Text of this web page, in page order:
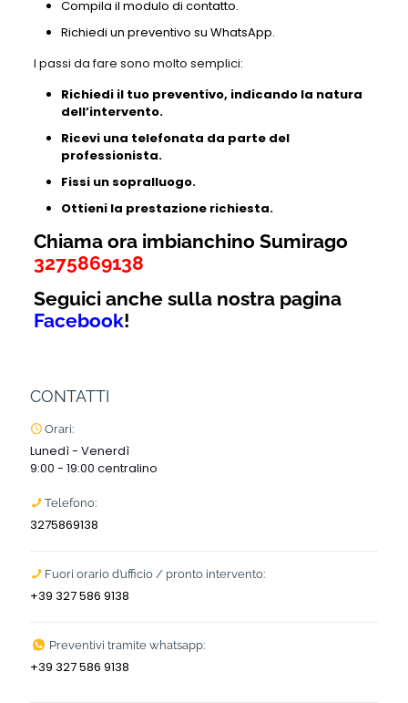
Compila il modulo di contatto.
Richiedi un preventivo su WhatsApp.
I passi da fare sono molto semplici:
Richiedi il tuo preventivo, indicando la natura
dell’intervento.
Ricevi una telefonata da parte del
professionista.
Fissi un sopralluogo.
Ottieni la prestazione richiesta.
Chiama ora imbianchino Sumirago
3275869138
Seguici anche sulla nostra pagina
Facebook!
CONTATTI
Orari:
Lunedì - Venerdì
9:00 - 19:00 centralino
Telefono:
3275869138
Fuori orario d’ufficio / pronto intervento:
+39 327 586 9138
Preventivi tramite whatsapp:
+39 327 586 9138